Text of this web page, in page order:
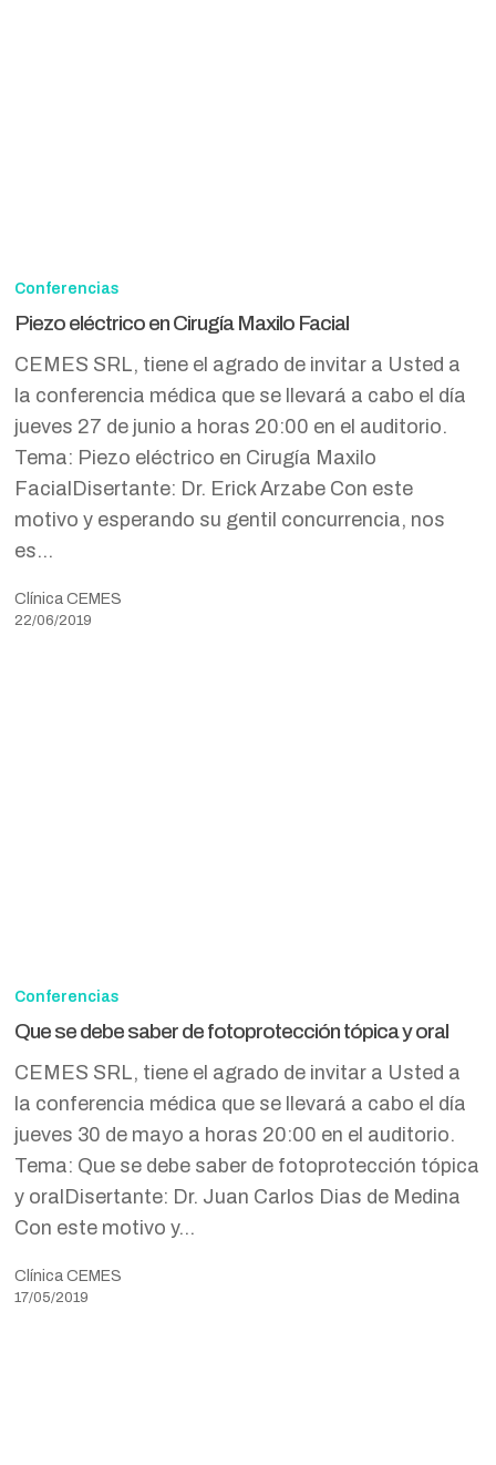
eléctrico
Maxilo
Facial
Conferencias
Piezo eléctrico en Cirugía Maxilo Facial
CEMES SRL, tiene el agrado de invitar a Usted a
la conferencia médica que se llevará a cabo el día
jueves 27 de junio a horas 20:00 en el auditorio.
Tema: Piezo eléctrico en Cirugía Maxilo
FacialDisertante: Dr. Erick Arzabe Con este
motivo y esperando su gentil concurrencia, nos
es…
Clínica CEMES
22/06/2019
se
saber
de
fotoprotección
tópica
y
oral
Conferencias
Que se debe saber de fotoprotección tópica y oral
CEMES SRL, tiene el agrado de invitar a Usted a
la conferencia médica que se llevará a cabo el día
jueves 30 de mayo a horas 20:00 en el auditorio.
Tema: Que se debe saber de fotoprotección tópica
y oralDisertante: Dr. Juan Carlos Dias de Medina
Con este motivo y…
Clínica CEMES
17/05/2019